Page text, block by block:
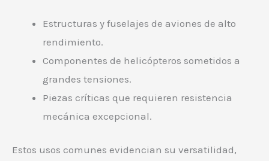
Estructuras y fuselajes de aviones de alto
rendimiento.
Componentes de helicópteros sometidos a
grandes tensiones.
Piezas críticas que requieren resistencia
mecánica excepcional.
Estos usos comunes evidencian su versatilidad,